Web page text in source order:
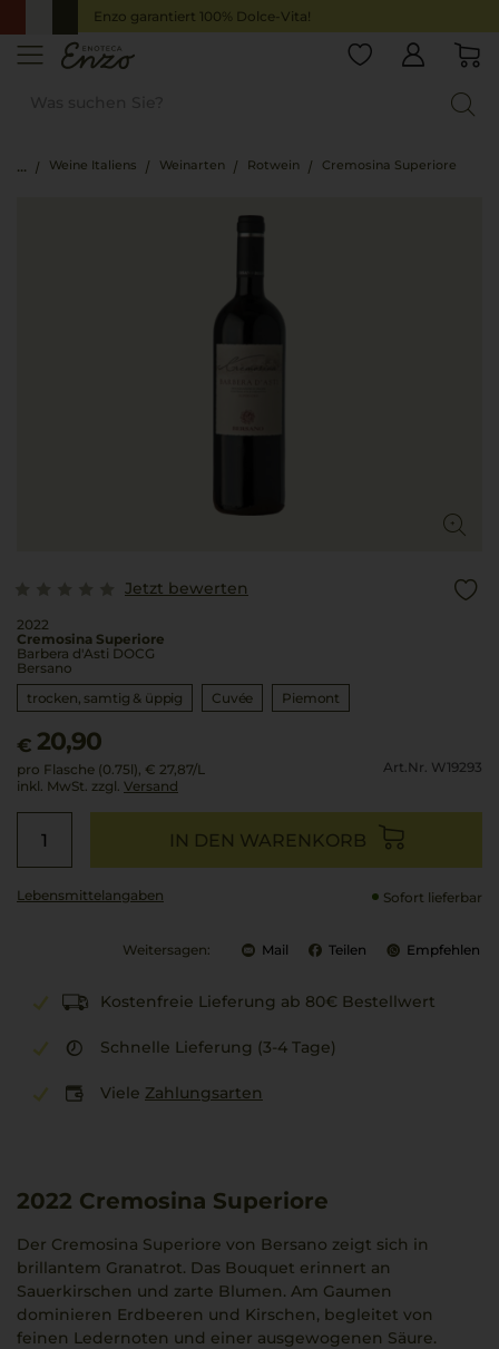
Enzo garantiert 100% Dolce-Vita!
Weine Italiens Weinarten Rotwein Cremosina Superiore
Jetzt bewerten
2022
Cremosina Superiore
Barbera d'Asti DOCG
Bersano
trocken, samtig & üppig
Cuvée Piemont
€ 20,90
pro Flasche (0.75l), € 27,87/L
inkl. MwSt. zzgl. Versand
Art.Nr. W19293
IN DEN WARENKORB
Lebensmittel­angaben Sofort lieferbar
Weitersagen: Mail Teilen Empfehlen
Kostenfreie Lieferung ab 80€ Bestellwert
Schnelle Lieferung (3-4 Tage)
Viele Zahlungsarten
2022 Cremosina Superiore
Der Cremosina Superiore von Bersano zeigt sich in
brillantem Granatrot. Das Bouquet erinnert an
Sauerkirschen und zarte Blumen. Am Gaumen
dominieren Erdbeeren und Kirschen, begleitet von
feinen Ledernoten und einer ausgewogenen Säure.